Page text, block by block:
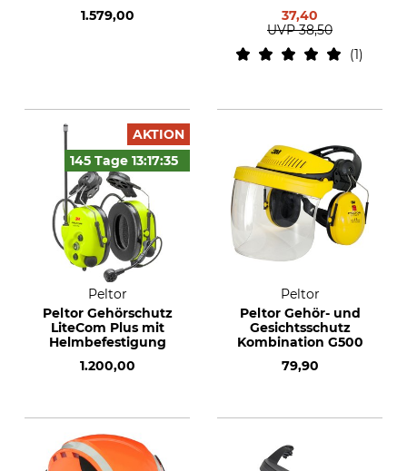
1.579,00
37,40
UVP 38,50
1
AKTION
145 Tage 13:17:34
Peltor
Peltor Gehörschutz
LiteCom Plus mit
Helmbefestigung
1.200,00
Peltor
Peltor Gehör- und
Gesichtsschutz
Kombination G500
79,90